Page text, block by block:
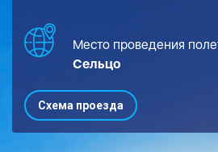
Место проведения
Сельцо
Схема проезда